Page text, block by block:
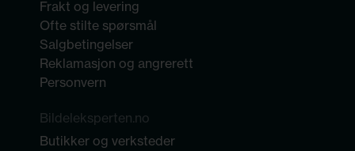
Frakt og levering
Ofte stilte spørsmål
Salgbetingelser
Reklamasjon og angrerett
Personvern
Bildeleksperten.no
Butikker og verksteder